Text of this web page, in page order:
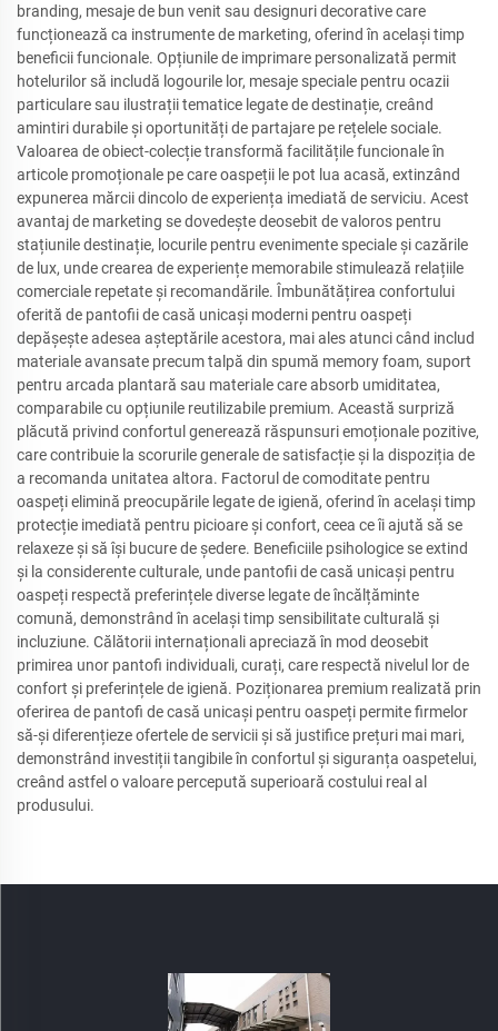
branding, mesaje de bun venit sau designuri decorative care
funcționează ca instrumente de marketing, oferind în același timp
beneficii funcionale. Opțiunile de imprimare personalizată permit
hotelurilor să includă logourile lor, mesaje speciale pentru ocazii
particulare sau ilustrații tematice legate de destinație, creând
amintiri durabile și oportunități de partajare pe rețelele sociale.
Valoarea de obiect-colecție transformă facilitățile funcionale în
articole promoționale pe care oaspeții le pot lua acasă, extinzând
expunerea mărcii dincolo de experiența imediată de serviciu. Acest
avantaj de marketing se dovedește deosebit de valoros pentru
stațiunile destinație, locurile pentru evenimente speciale și cazările
de lux, unde crearea de experiențe memorabile stimulează relațiile
comerciale repetate și recomandările. Îmbunătățirea confortului
oferită de pantofii de casă unicași moderni pentru oaspeți
depășește adesea așteptările acestora, mai ales atunci când includ
materiale avansate precum talpă din spumă memory foam, suport
pentru arcada plantară sau materiale care absorb umiditatea,
comparabile cu opțiunile reutilizabile premium. Această surpriză
plăcută privind confortul generează răspunsuri emoționale pozitive,
care contribuie la scorurile generale de satisfacție și la dispoziția de
a recomanda unitatea altora. Factorul de comoditate pentru
oaspeți elimină preocupările legate de igienă, oferind în același timp
protecție imediată pentru picioare și confort, ceea ce îi ajută să se
relaxeze și să își bucure de ședere. Beneficiile psihologice se extind
și la considerente culturale, unde pantofii de casă unicași pentru
oaspeți respectă preferințele diverse legate de încălțăminte
comună, demonstrând în același timp sensibilitate culturală și
incluziune. Călătorii internaționali apreciază în mod deosebit
primirea unor pantofi individuali, curați, care respectă nivelul lor de
confort și preferințele de igienă. Poziționarea premium realizată prin
oferirea de pantofi de casă unicași pentru oaspeți permite firmelor
să-și diferențieze ofertele de servicii și să justifice prețuri mai mari,
demonstrând investiții tangibile în confortul și siguranța oaspetelui,
creând astfel o valoare percepută superioară costului real al
produsului.